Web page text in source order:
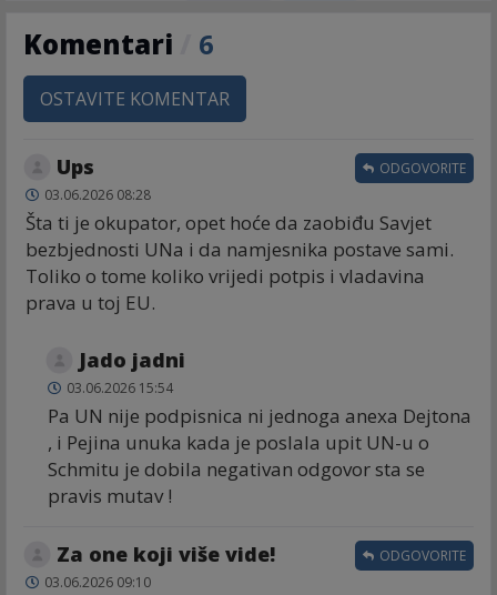
Komentari 6
OSTAVITE KOMENTAR
Ups
03.06.2026 08:28
Šta ti je okupator, opet hoće da zaobiđu Savjet
bezbjednosti UNa i da namjesnika postave sami.
Toliko o tome koliko vrijedi potpis i vladavina
prava u toj EU.
ODGOVORITE
Jado jadni
03.06.2026 15:54
Pa UN nije podpisnica ni jednoga anexa Dejtona
, i Pejina unuka kada je poslala upit UN-u o
Schmitu je dobila negativan odgovor sta se
pravis mutav !
Za one koji više vide!
03.06.2026 09:10
ODGOVORITE